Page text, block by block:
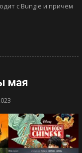
с Bungie и причем
мая